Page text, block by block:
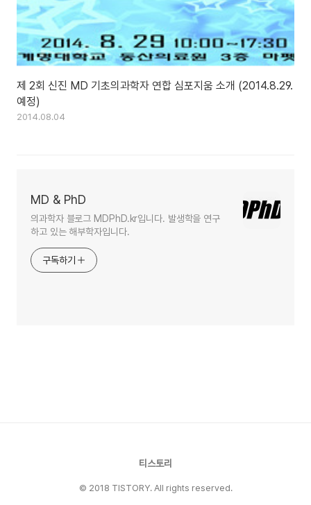
제 2회 신진 MD 기초의과학자 연합 심포지움 소개 (2014.8.29.
예정)
2014.08.04
MD & PhD
의과학자 블로그 MDPhD.kr입니다. 발생학을 연구
하고 있는 해부학자입니다.
구독하기
티스토리
© 2018 TISTORY. All rights reserved.